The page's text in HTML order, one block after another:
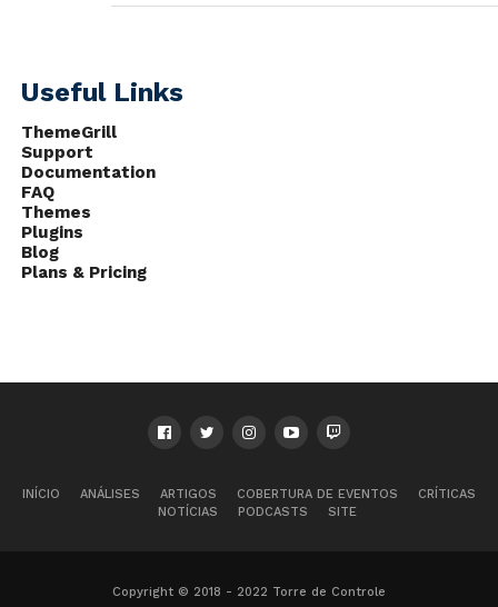
Useful Links
ThemeGrill
Support
Documentation
FAQ
Themes
Plugins
Blog
Plans & Pricing
INÍCIO ANÁLISES ARTIGOS COBERTURA DE EVENTOS
CRÍTICAS
NOTÍCIAS
PODCASTS SITE
Copyright © 2018 - 2022 Torre de Controle